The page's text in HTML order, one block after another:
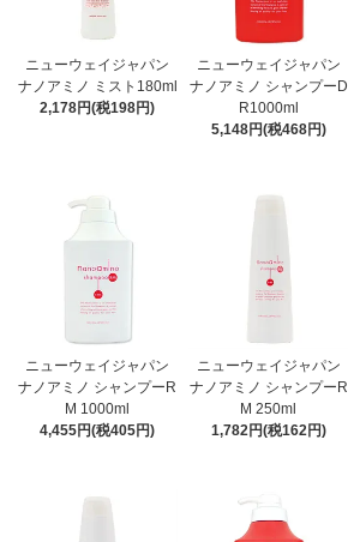
ニューウェイジャパン
ナノアミノ ミスト180ml
2,178円(税198円)
ニューウェイジャパン
ナノアミノ シャンプーD
R1000ml
5,148円(税468円)
ニューウェイジャパン
ナノアミノ シャンプーR
M 1000ml
4,455円(税405円)
ニューウェイジャパン
ナノアミノ シャンプーR
M 250ml
1,782円(税162円)